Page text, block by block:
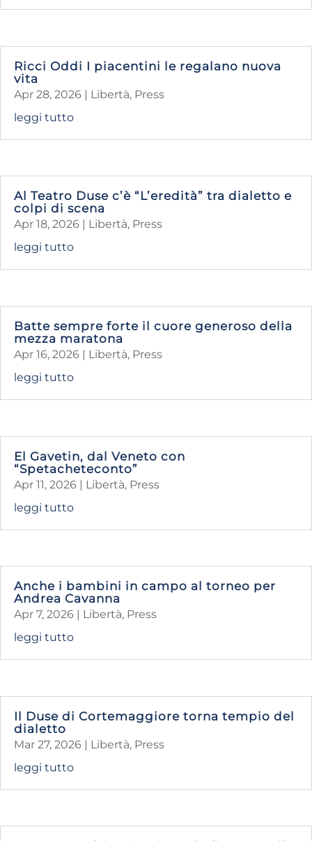
Ricci Oddi I piacentini le regalano nuova
vita
Apr 28, 2026 | Libertà, Press
leggi tutto
Al Teatro Duse c’è “L’eredità” tra dialetto e
colpi di scena
Apr 18, 2026 Libertà, Press
leggi tutto
Batte sempre forte il cuore generoso della
mezza maratona
Apr 16, 2026 | Libertà, Press
leggi tutto
El Gavetin, dal Veneto con
“Spetacheteconto”
Apr 11, 2026 | Libertà, Press
leggi tutto
Anche i bambini in campo al torneo per
Andrea Cavanna
Apr 7, 2026 | Libertà, Press
leggi tutto
Il Duse di Cortemaggiore torna tempio del
dialetto
Mar 27, 2026 | Libertà, Press
leggi tutto